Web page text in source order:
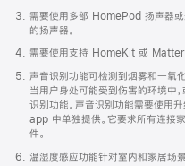
需要使用多部 HomePod 扬声器或
的扬声器。
需要使用支持 HomeKit 或 Matter
声音识别功能可检测到烟雾和一氧
当用户身处可能受到伤害的环境中
识别功能。声音识别功能需要使用
app 中单独提供。它要求所有连接
件。
温湿度感应功能针对室内和家居场